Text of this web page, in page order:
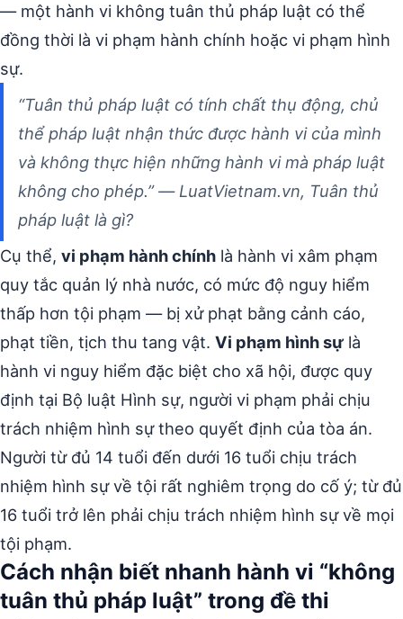
— một hành vi không tuân thủ pháp luật có thể
đồng thời là vi phạm hành chính hoặc vi phạm hình
sự.
“Tuân thủ pháp luật có tính chất thụ động, chủ
thể pháp luật nhận thức được hành vi của mình
và không thực hiện những hành vi mà pháp luật
không cho phép.” —LuatVietnam.vn, Tuân thủ
pháp luật là gì?
Cụ thể, vi phạm hành chính là hành vi xâm phạm
quy tắc quản lý nhà nước, có mức độ nguy hiểm
thấp hơn tội phạm — bị xử phạt bằng cảnh cáo,
phạt tiền, tịch thu tang vật. Vi phạm hình sự là
hành vi nguy hiểm đặc biệt cho xã hội, được quy
định tại Bộ luật Hình sự, người vi phạm phải chịu
trách nhiệm hình sự theo quyết định của tòa án.
Người từ đủ 14 tuổi đến dưới 16 tuổi chịu trách
nhiệm hình sự về tội rất nghiêm trọng do cố ý; từ đủ
16 tuổi trở lên phải chịu trách nhiệm hình sự về mọi
tội phạm.
Cách nhận biết nhanh hành vi “không
tuân thủ pháp luật” trong đề thi